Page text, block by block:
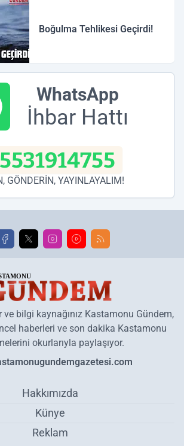
Boğulma Tehlikesi Geçirdi!
WhatsApp
İhbar Hattı
GÖNDERİN, YAYINLAYALIM!
bilgi kaynağınız Kastamonu Gündem,
haberleri ve son dakika Kastamonu
okurlarıyla paylaşıyor.
Hakkımızda
Künye
Reklam